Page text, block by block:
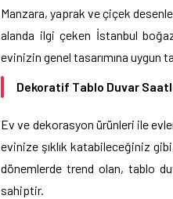
Manzara, yaprak ve çiçek
alanda ilgi çeken İstanbul
evinizin genel tasarımına
Dekoratif Tablo Duvar
Ev ve dekorasyon ürünleri ile
evinize şıklık katabileceğiniz
dönemlerde trend olan, tablo
sahiptir.